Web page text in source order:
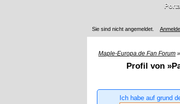
Sie sind nicht angemeldet.
Maple-Europa.de Fan Forum »
Profil von
Ich habe auf grund